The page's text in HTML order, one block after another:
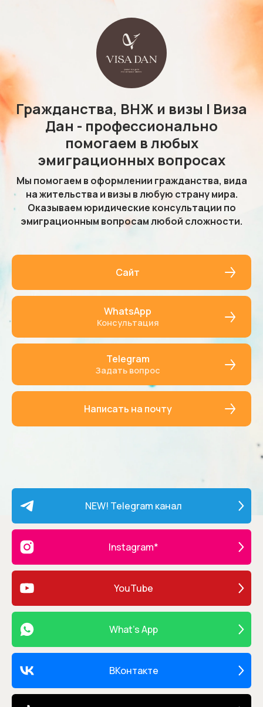
Гражданства, ВНЖ и визы | Виза
Дан - профессионально
помогаем в любых
эмиграционных вопросах
Мы помогаем в оформлении гражданства, вида
на жительства и визы в любую страну мира.
Оказываем юридические консультации по
эмиграционным вопросам любой сложности.
Сайт
WhatsApp
Консультация
Telegram
Задать вопрос
Написать на почту
NEW! Telegram канал
Instagram*
YouTube
What's App
ВКонтакте